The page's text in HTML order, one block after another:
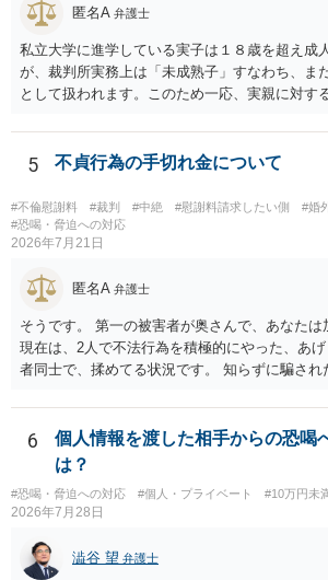
匿名A 弁護士
私立大学に進学している実子は１８歳を超え成
が、裁判所実務上は「未成熟子」すなわち、ま
として扱われます。このため一応、実親に対す
者宛に養育費を支払っており、当該養育費は実
一部含まれています。また、私立大学進学につ
けではないという事情も存在します。 こうした
だとしても学費の請求が裁判所によって強制さ
えます。 以上整理したとおり、貴殿の事情を説
に伝えるのが良い対処法と思います。
5 不貞行為の手切れ金について
#不倫慰謝料 #裁判 #中絶 #慰謝料請求したい側
#婚
#恐喝・脅迫への対応
2026年7月21日
匿名A 弁護士
そうです。 第一の被害者が奥さんで、あなたは
現在は、2人で不法行為を積極的にやった、あ
者同士で、揉めてる状況です。 知らずに騙され
というだけですから。
6
個人情報を渡した相手からの恐喝
は？
#恐喝・脅迫への対応 #個人・プライベート #10万円未
2026年7月28日
澁谷 望 弁護士